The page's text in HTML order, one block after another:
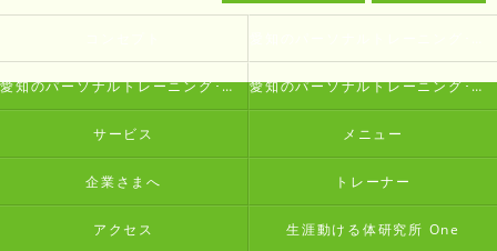
愛知のパーソナルトレーニング･生涯動ける体研究所 Oneの評判 愛知のパーソナルトレーニング･生涯動ける体研究所 Oneのお客様の声
サービス メニュー
企業さまへ トレーナー
アクセス 生涯動ける体研究所 One